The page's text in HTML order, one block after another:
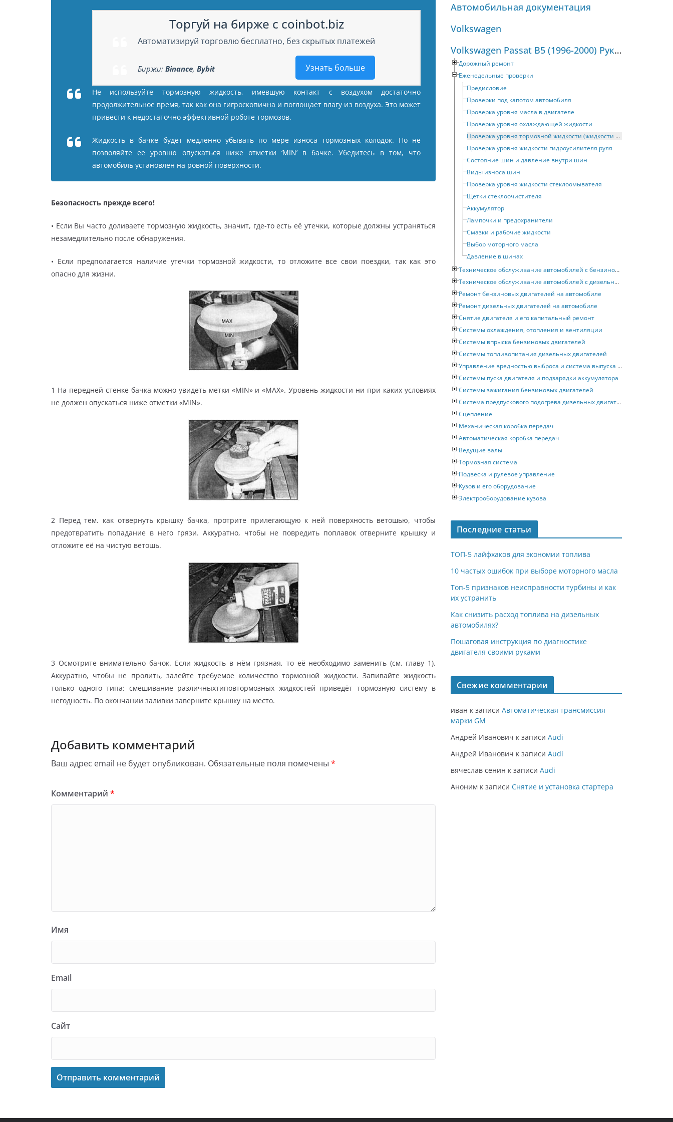
Торгуй на бирже с coinbot.biz
Автоматизируй торговлю бесплатно, без скрытых платежей
Узнать больше
Биржи: Binance, Bybit
Не используйте тормозную жидкость, имевшую контакт с воздухом достаточно
продолжительное время, так как она гигроскопична и поглощает влагу из воздуха. Это может
привести к недостаточно эффективной роботе тормозов.
Жидкость в бачке будет медленно убывать по мере износа тормозных колодок. Но не
позволяйте ее уровню опускаться ниже отметки ‘MIN’ в бачке. Убедитесь в том, что
автомобиль установлен на ровной поверхности.
Безопасность прежде всего!
• Если Вы часто доливаете тормозную жидкость, значит, где-то есть её утечки, которые должны устраняться
незамедлительно после обнаружения.
• Если предполагается наличие утечки тормозной жидкости, то отложите все свои поездки, так как это
опасно для жизни.
1 На передней стенке бачка можно увидеть метки «MIN» и «МАХ». Уровень жидкости ни при каких условиях
не должен опускаться ниже отметки «MIN».
2 Перед тем. как отвернуть крышку бачка, протрите прилегающую к ней поверхность ветошью, чтобы
предотвратить попадание в него грязи. Аккуратно, чтобы не повредить поплавок отверните крышку и
отложите её на чистую ветошь.
3 Осмотрите внимательно бачок. Если жидкость в нём грязная, то её необходимо заменить (см. главу 1).
Аккуратно, чтобы не пролить, залейте требуемое количество тормозной жидкости. Запивайте жидкость
только одного типа: смешивание различныхтиповтормозных жидкостей приведёт тормозную систему в
негодность. По окончании заливки заверните крышку на место.
Добавить комментарий
Ваш адрес email не будет опубликован. Обязательные поля помечены *
Комментарий *
Имя
Email
Сайт
Автомобильная документация
Volkswagen
Volkswagen Passat B5 (1996-2000) Руководство по ремонту и техническому обслуживанию
Дорожный ремонт
Еженедельные проверки
Предисловие
Проверки под капотом автомобиля
Проверка уровня масла в двигателе
Проверка уровня охлаждающей жидкости
Проверка уровня тормозной жидкости (жидкости привода сцепления)
Проверка уровня жидкости гидроусилителя руля
Состояние шин и давление внутри шин
Виды износа шин
Проверка уровня жидкости стеклоомывателя
Щетки стеклоочистителя
Аккумулятор
Лампочки и предохранители
Смазки и рабочие жидкости
Выбор моторного масла
Давление в шинах
Техническое обслуживание автомобилей с бензиновыми двигателями
Техническое обслуживание автомобилей с дизельными двигателями
Ремонт бензиновых двигателей на автомобиле
Ремонт дизельных двигателей на автомобиле
Снятие двигателя и его капитальный ремонт
Системы охлаждения, отопления и вентиляции
Системы впрыска бензиновых двигателей
Системы топливопитания дизельных двигателей
Управление вредностью выброса и система выпуска отработавших газов
Системы пуска двигателя и подзарядки аккумулятора
Системы зажигания бензиновых двигателей
Система предпускового подогрева дизельных двигателей
Сцепление
Механическая коробка передач
Автоматическая коробка передач
Ведущие валы
Тормозная система
Подвеска и рулевое управление
Кузов и его оборудование
Электрооборудование кузова
Последние статьи
ТОП-5 лайфхаков для экономии топлива
10 частых ошибок при выборе моторного масла
Топ-5 признаков неисправности турбины и как
их устранить
Как снизить расход топлива на дизельных
автомобилях?
Пошаговая инструкция по диагностике
двигателя своими руками
Свежие комментарии
иван к записи Автоматическая трансмиссия
марки GM
Андрей Иванович к записи Audi
Андрей Иванович к записи Audi
вячеслав сенин к записи Audi
Аноним к записи Снятие и установка стартера